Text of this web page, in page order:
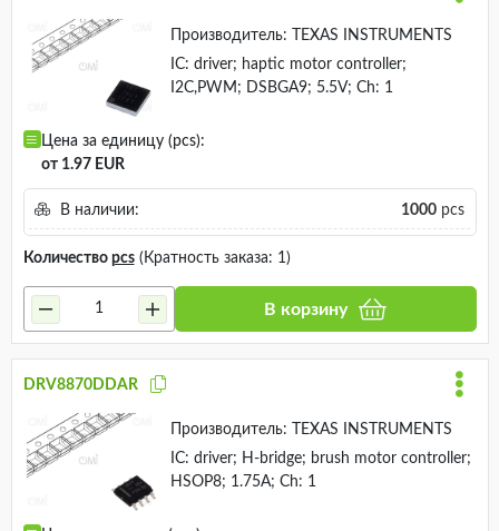
Производитель:
TEXAS INSTRUMENTS
IC: driver; haptic motor controller;
I2C,PWM; DSBGA9; 5.5V; Ch: 1
Цена за единицу (pcs):
от 1.97 EUR
В наличии: 1000pcs
Количество pcs(Кратность заказа: 1)
В корзину
DRV8870DDAR
Производитель:
TEXAS INSTRUMENTS
IC: driver; H-bridge; brush motor controller;
HSOP8; 1.75A; Ch: 1